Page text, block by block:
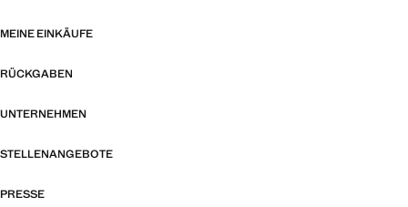
MEINE EINKÄUFE
RÜCKGABEN
UNTERNEHMEN
STELLENANGEBOTE
PRESSE